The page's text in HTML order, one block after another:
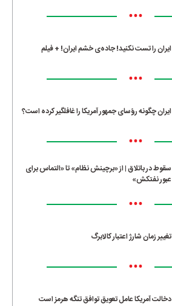
•••
ایران را تست نکنید! جاده‌ی خشم ایران! + فیلم
•••
ایران چگونه رؤسای جمهور آمریکا را غافلگیر کرده است؟
•••
سقوط در باتلاق | از «برچینش نظام» تا «التماس برای
عبور نفتکش»
•••
تغییر زمان شارژ اعتبار کالابرگ
•••
دخالت آمریکا عامل تعویق توافق تنگه هرمز است